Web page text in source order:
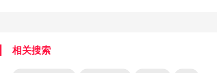
相关搜索